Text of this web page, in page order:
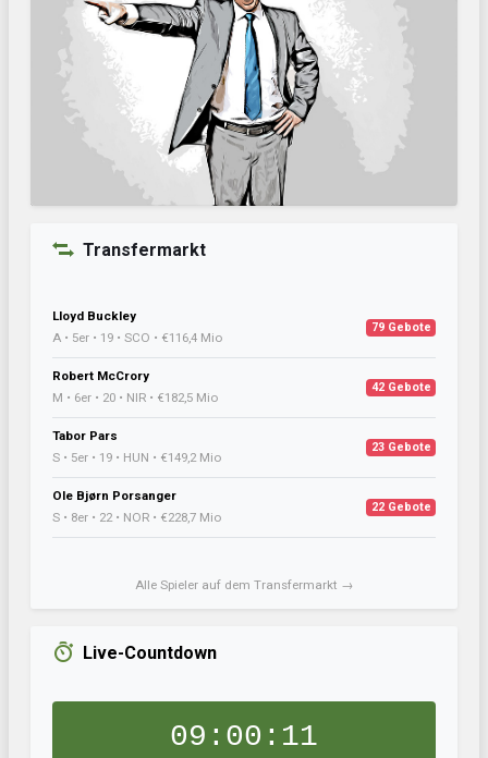
Transfermarkt
Lloyd Buckley
A • 5er • 19 • SCO • €116,4 Mio
79 Gebote
Robert McCrory
M • 6er • 20 • NIR • €182,5 Mio
42 Gebote
Tabor Pars
S • 5er • 19 • HUN • €149,2 Mio
23 Gebote
Ole Bjørn Porsanger
S • 8er • 22 • NOR • €228,7 Mio
22 Gebote
Alle Spieler auf dem Transfermarkt →
Live-Countdown
09:00:11